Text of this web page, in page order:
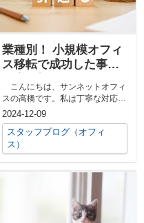
業種別！ 小規模オフィ
ス移転で成功した事例
事前準備
こんにちは、サンネットオフィ
スの高橋です。私は丁寧な対応を
心がけ、皆さまのご要望に寄り添
うサポート...
2024-12-09
スタッフブログ（オフィ
ス）